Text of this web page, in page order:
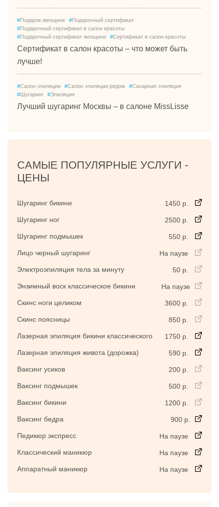
#Подарок женщине #Подарочный сертификат
#Подарочный сертификат в салон красоты
#Подарочный сертификат женщине #Сертификат в салон красоты
Сертификат в салон красоты – что может быть
лучше!
#Салон эпиляции #Салон эпиляции рядом #Сахарная эпиляция
#Шугаринг #Эпиляция
Лучший шугаринг Москвы – в салоне MissLisse
САМЫЕ ПОПУЛЯРНЫЕ УСЛУГИ -
ЦЕНЫ
Шугаринг бикини 1450 р.
Шугаринг ног 2500 р.
Шугаринг подмышек 550 р.
Лицо черный шугаринг На паузе
Электроэпиляция тела за минуту 50 р.
Энзимный воск классическое бикини На паузе
Скинс ноги целиком 3600 р.
Скинс поясницы 850 р.
Лазерная эпиляция бикини классического 1750 р.
Лазерная эпиляция живота (дорожка) 590 р.
Ваксинг усиков 200 р.
Ваксинг подмышек 500 р.
Ваксинг бикини 1200 р.
Ваксинг бедра 900 р.
Педикюр экспресс На паузе
Классический маникюр На паузе
Аппаратный маникюр На паузе